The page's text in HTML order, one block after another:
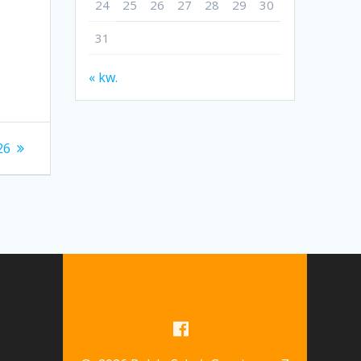
24 25 26 27 28 29 30
31
« kw.